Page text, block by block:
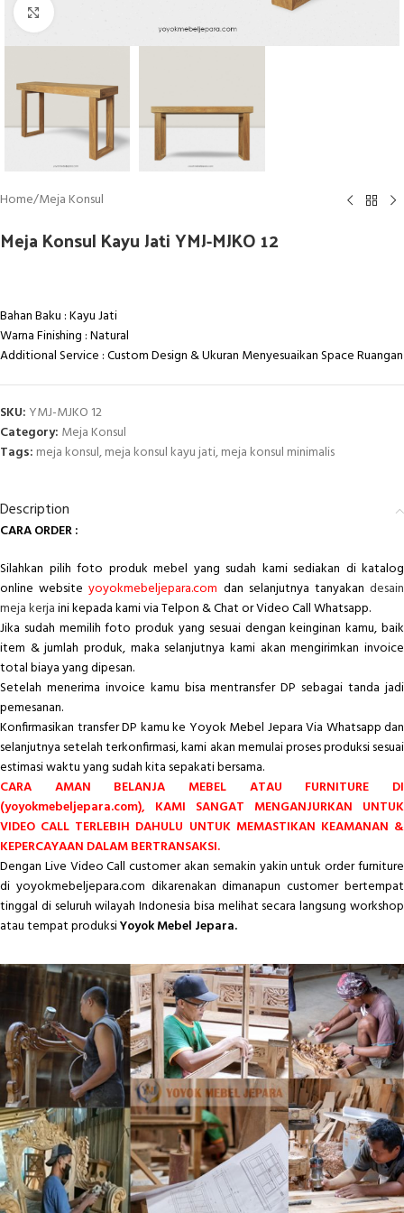
Click to enlarge
Home/Meja Konsul
Meja Konsul Kayu Jati YMJ-MJKO 12
Bahan Baku : Kayu Jati
Warna Finishing : Natural
Additional Service : Custom Design & Ukuran Menyesuaikan Space Ruangan
SKU: YMJ-MJKO 12
Category: Meja Konsul
Tags: meja konsul,meja konsul kayu jati,meja konsul minimalis
Description
CARA ORDER :
Silahkan pilih foto produk mebel yang sudah kami sediakan di katalog
online websiteyoyokmebeljepara.com dan selanjutnya tanyakandesain
meja kerjaini kepada kami via Telpon & Chat or Video Call Whatsapp.
Jika sudah memilih foto produk yang sesuai dengan keinginan kamu, baik
item & jumlah produk, maka selanjutnya kami akan mengirimkan invoice
total biaya yang dipesan.
Setelah menerima invoice kamu bisa mentransfer DP sebagai tanda jadi
pemesanan.
Konfirmasikan transfer DP kamu ke Yoyok Mebel Jepara Via Whatsapp dan
selanjutnya setelah terkonfirmasi, kami akan memulai proses produksi sesuai
estimasi waktu yang sudah kita sepakati bersama.
CARA AMAN BELANJA MEBEL ATAU FURNITURE DI
(yoyokmebeljepara.com), KAMI SANGAT MENGANJURKAN UNTUK
VIDEO CALL TERLEBIH DAHULU UNTUK MEMASTIKAN KEAMANAN &
KEPERCAYAAN DALAM BERTRANSAKSI.
Dengan Live Video Call customer akan semakin yakin untuk order furniture
di yoyokmebeljepara.com dikarenakan dimanapun customer bertempat
tinggal di seluruh wilayah Indonesia bisa melihat secara langsung workshop
atau tempat produksiYoyok Mebel Jepara.